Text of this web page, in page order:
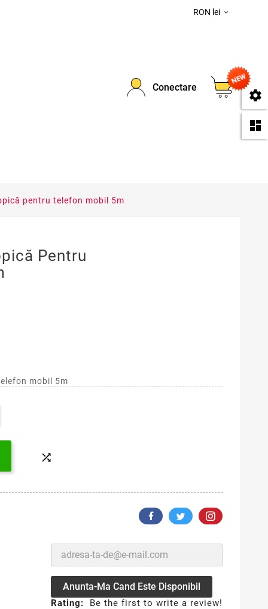
RON lei 
Conectare
0
pentru telefon mobil 5m
Pentru
mobil 5m

Anunta-Ma Cand Este Disponibil
Rating: Be the first to write a review!